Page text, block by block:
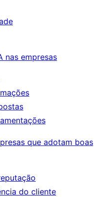
nas empresas
que adotam boas
do cliente